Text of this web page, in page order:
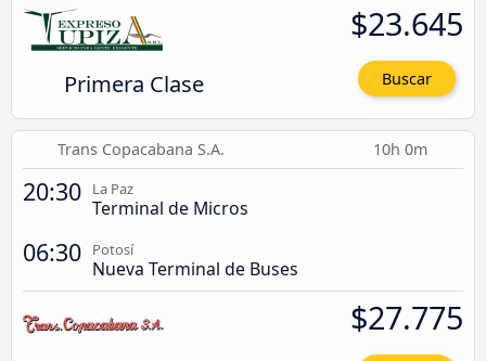
Primera Clase
$23.645
Buscar
Trans Copacabana S.A. 10h 0m
20:30 La Paz
Terminal de Micros
06:30 Potosí
Nueva Terminal de Buses
$27.775